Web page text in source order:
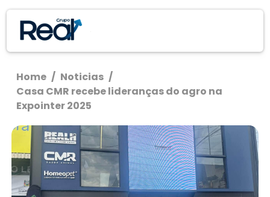
Home / Noticias /
Casa CMR recebe lideranças do agro na
Expointer 2025